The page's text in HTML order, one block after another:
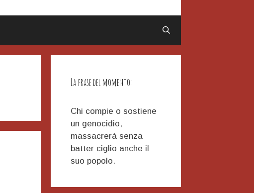
La frase del momento:
Chi compie o sostiene
un genocidio,
massacrerà senza
batter ciglio anche il
suo popolo.